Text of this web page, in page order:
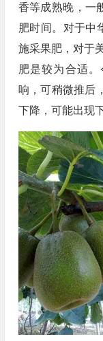
香等成熟晚，一
肥时间。对于中
施采果肥，对于
肥是较为合适
响，可稍微推后
下降，可能出现